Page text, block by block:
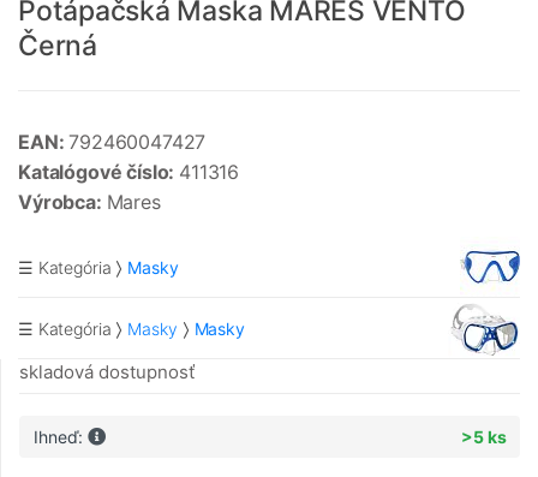
Potápačská Maska MARES VENTO
Černá
EAN: 792460047427
Katalógové číslo: 411316
Výrobca: Mares
☰ Kategória Masky
☰ Kategória Masky Masky
skladová dostupnosť
Ihneď: >5 ks